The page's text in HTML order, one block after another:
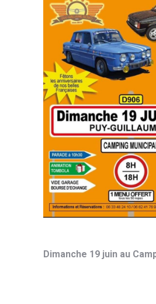
Dimanche 19 juin au